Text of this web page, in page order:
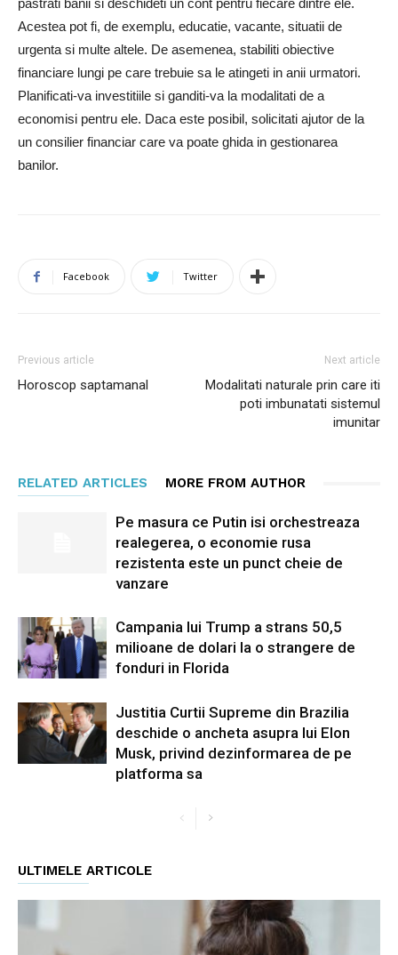
pastrati banii si deschideti un cont pentru fiecare dintre ele.
Acestea pot fi, de exemplu, educatie, vacante, situatii de
urgenta si multe altele. De asemenea, stabiliti obiective
financiare lungi pe care trebuie sa le atingeti in anii urmatori.
Planificati-va investitiile si ganditi-va la modalitati de a
economisi pentru ele. Daca este posibil, solicitati ajutor de la
un consilier financiar care va poate ghida in gestionarea
banilor.
Facebook Twitter
Previous article
Horoscop saptamanal
Next article
Modalitati naturale prin care iti
poti imbunatati sistemul
imunitar
RELATED ARTICLES MORE FROM AUTHOR
Pe masura ce Putin isi orchestreaza
realegerea, o economie rusa
rezistenta este un punct cheie de
vanzare
Campania lui Trump a strans 50,5
milioane de dolari la o strangere de
fonduri in Florida
Justitia Curtii Supreme din Brazilia
deschide o ancheta asupra lui Elon
Musk, privind dezinformarea de pe
platforma sa
ULTIMELE ARTICOLE